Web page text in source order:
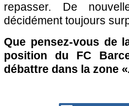
repasser. De
décidément toujours
Que pensez-vous de
position du FC
débattre dans la zone «